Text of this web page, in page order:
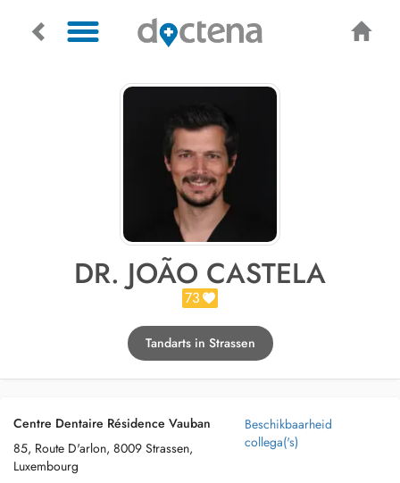
DR. JOÃO CASTELA
73
Tandarts in Strassen
Centre Dentaire Résidence Vauban
85, Route D'arlon, 8009 Strassen,
Luxembourg
Beschikbaarheid
collega('s)